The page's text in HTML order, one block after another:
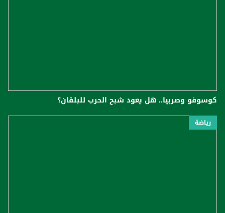
كوسوفو وصربيا.. هل يعود شبح الحرب للبلقان؟
رياضة